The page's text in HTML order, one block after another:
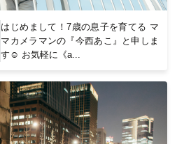
はじめまして！7歳の息子を育てる マ
マカメラマンの『今西あこ』と申しま
す☺︎ お気軽に《a...